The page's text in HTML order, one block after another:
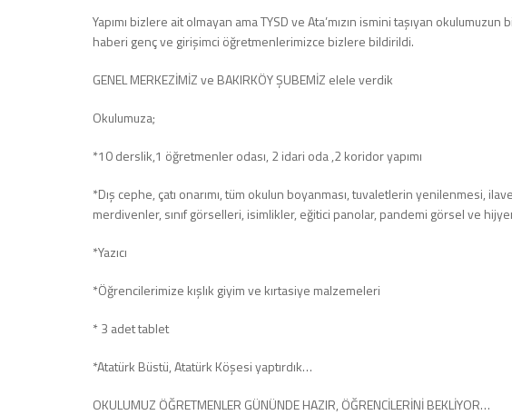
Yapımı bizlere ait olmayan ama TYSD ve Ata’mızın ismini taşıyan
haberi genç ve girişimci öğretmenlerimizce bizlere bildirildi.
GENEL MERKEZİMİZ ve BAKIRKÖY ŞUBEMİZ elele verdik
Okulumuza;
*10 derslik,1 öğretmenler odası, 2 idari oda ,2 koridor yapımı
*Dış cephe, çatı onarımı, tüm okulun boyanması, tuvaletlerin yenilenmesi,
merdivenler, sınıf görselleri, isimlikler, eğitici panolar, pandemi görsel ve
*Yazıcı
*Öğrencilerimize kışlık giyim ve kırtasiye malzemeleri
* 3 adet tablet
*Atatürk Büstü, Atatürk Köşesi yaptırdık…
OKULUMUZ ÖĞRETMENLER GÜNÜNDE HAZIR, ÖĞRENCİLERİNİ BEKLİYOR…